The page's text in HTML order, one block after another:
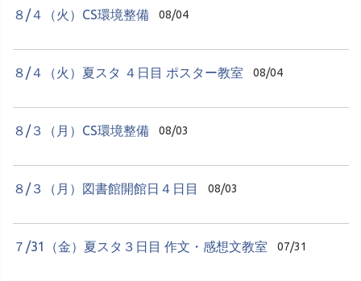
８/４（火）CS環境整備 08/04
８/４（火）夏スタ ４日目 ポスター教室 08/04
８/３（月）CS環境整備 08/03
８/３（月）図書館開館日４日目 08/03
７/31（金）夏スタ３日目 作文・感想文教室 07/31